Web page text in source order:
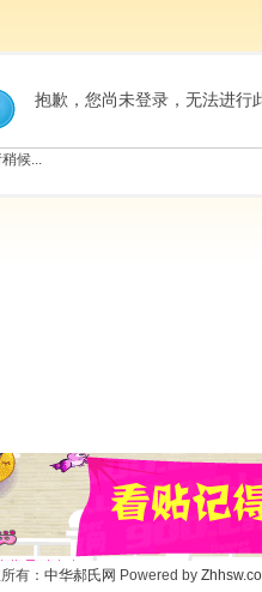
抱歉，您尚未登录，无法进行
候...
有： 中华郝氏网 Powered by